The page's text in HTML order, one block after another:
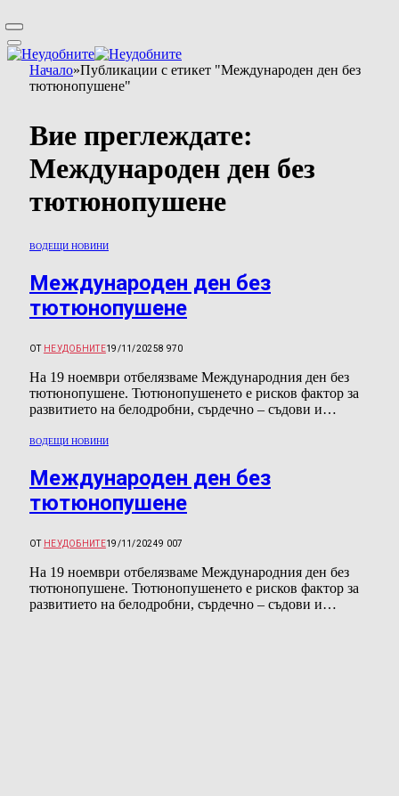
Начало»Публикации с етикет "Международен ден без
тютюнопушене"
Вие преглеждате:
Международен ден без
тютюнопушене
ВОДЕЩИ НОВИНИ
Международен ден без
тютюнопушене
ОТ НЕУДОБНИТЕ19/11/20258 970
На 19 ноември отбелязваме Международния ден без
тютюнопушене. Тютюнопушенето е рисков фактор за
развитието на белодробни, сърдечно – съдови и…
ВОДЕЩИ НОВИНИ
Международен ден без
тютюнопушене
ОТ НЕУДОБНИТЕ19/11/20249 007
На 19 ноември отбелязваме Международния ден без
тютюнопушене. Тютюнопушенето е рисков фактор за
развитието на белодробни, сърдечно – съдови и…